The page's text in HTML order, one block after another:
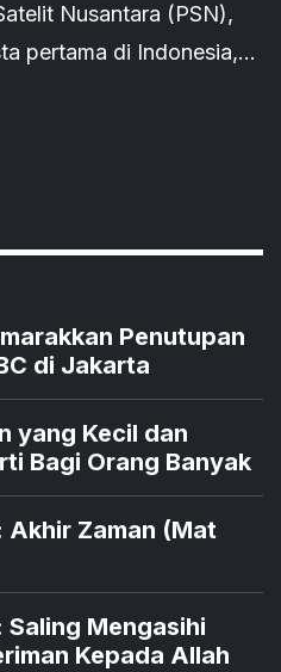
pertama di Indonesia,
Penutupan
di Jakarta
yang Kecil dan
Berarti Bagi Orang Banyak
Zaman (Mat
Mengasihi
Kepada Allah